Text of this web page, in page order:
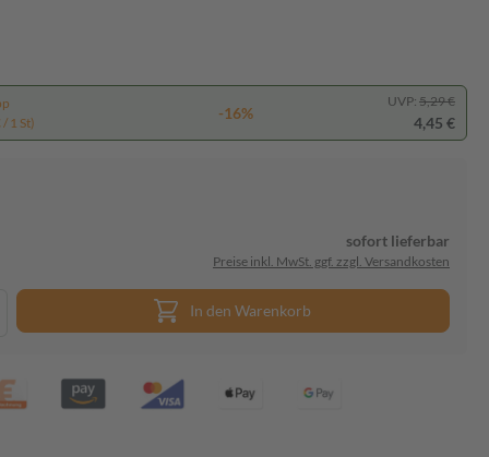
1 St)
-16%
UVP: 5,29 €
4,45 €
sofort lieferbar
Preise inkl. MwSt. ggf. zzgl. Versandkosten
In den Warenkorb